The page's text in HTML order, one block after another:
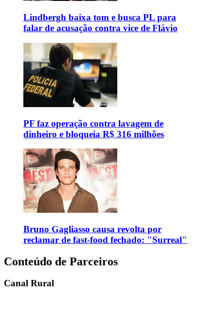
Lindbergh baixa tom e busca PL para
falar de acusação contra vice de Flávio
PF faz operação contra lavagem de
dinheiro e bloqueia R$ 316 milhões
Bruno Gagliasso causa revolta por
reclamar de fast-food fechado: "Surreal"
Conteúdo de Parceiros
Canal Rural